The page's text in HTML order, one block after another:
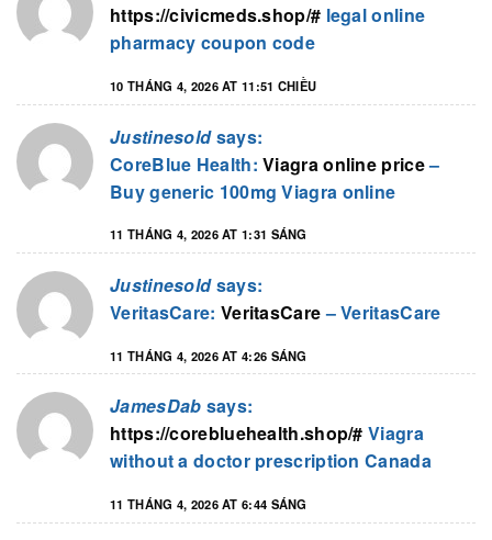
https://civicmeds.shop/# legal online
pharmacy coupon code
10 THÁNG 4, 2026 AT 11:51 CHIỀU
Justinesold says:
CoreBlue Health:Viagra online price–
Buy generic 100mg Viagra online
11 THÁNG 4, 2026 AT 1:31 SÁNG
Justinesold says:
VeritasCare: VeritasCare– VeritasCare
11 THÁNG 4, 2026 AT 4:26 SÁNG
JamesDab says:
https://corebluehealth.shop/# Viagra
without a doctor prescription Canada
11 THÁNG 4, 2026 AT 6:44 SÁNG